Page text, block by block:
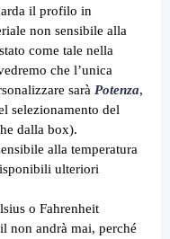
il profilo in
non sensibile alla
come tale nella
che l’unica
sarà Potenza,
selezionamento del
dalla box).
alla temperatura
ulteriori
o Fahrenheit
non andrà mai, perché